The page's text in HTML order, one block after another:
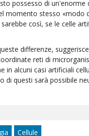
possesso di
momento stesso «modo
così, se le celle
differenze,
reti di
in alcuni casi artificiali
questi sarà possibile
Cellule